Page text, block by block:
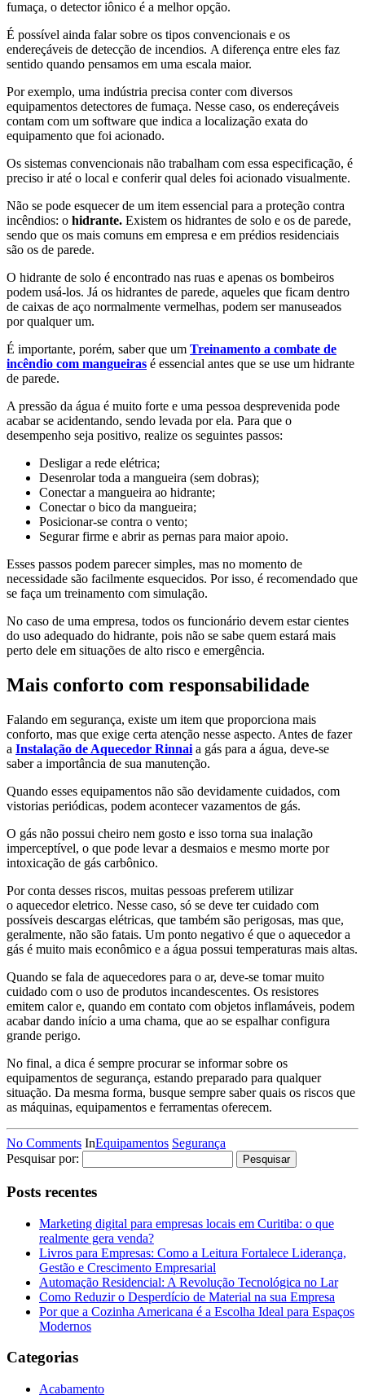
fumaça, o detector iônico é a melhor opção.
É possível ainda falar sobre os tipos convencionais e os
endereçáveis de detecção de incendios. A diferença entre eles faz
sentido quando pensamos em uma escala maior.
Por exemplo, uma indústria precisa conter com diversos
equipamentos detectores de fumaça. Nesse caso, os endereçáveis
contam com um software que indica a localização exata do
equipamento que foi acionado.
Os sistemas convencionais não trabalham com essa especificação, é
preciso ir até o local e conferir qual deles foi acionado visualmente.
Não se pode esquecer de um item essencial para a proteção contra
incêndios: o hidrante. Existem os hidrantes de solo e os de parede,
sendo que os mais comuns em empresa e em prédios residenciais
são os de parede.
O hidrante de solo é encontrado nas ruas e apenas os bombeiros
podem usá-los. Já os hidrantes de parede, aqueles que ficam dentro
de caixas de aço normalmente vermelhas, podem ser manuseados
por qualquer um.
É importante, porém, saber que um Treinamento a combate de
incêndio com mangueiras é essencial antes que se use um hidrante
de parede.
A pressão da água é muito forte e uma pessoa desprevenida pode
acabar se acidentando, sendo levada por ela. Para que o
desempenho seja positivo, realize os seguintes passos:
Desligar a rede elétrica;
Desenrolar toda a mangueira (sem dobras);
Conectar a mangueira ao hidrante;
Conectar o bico da mangueira;
Posicionar-se contra o vento;
Segurar firme e abrir as pernas para maior apoio.
Esses passos podem parecer simples, mas no momento de
necessidade são facilmente esquecidos. Por isso, é recomendado que
se faça um treinamento com simulação.
No caso de uma empresa, todos os funcionário devem estar cientes
do uso adequado do hidrante, pois não se sabe quem estará mais
perto dele em situações de alto risco e emergência.
Mais conforto com responsabilidade
Falando em segurança, existe um item que proporciona mais
conforto, mas que exige certa atenção nesse aspecto. Antes de fazer
a Instalação de Aquecedor Rinnai a gás para a água, deve-se
saber a importância de sua manutenção.
Quando esses equipamentos não são devidamente cuidados, com
vistorias periódicas, podem acontecer vazamentos de gás.
O gás não possui cheiro nem gosto e isso torna sua inalação
imperceptível, o que pode levar a desmaios e mesmo morte por
intoxicação de gás carbônico.
Por conta desses riscos, muitas pessoas preferem utilizar
o aquecedor eletrico. Nesse caso, só se deve ter cuidado com
possíveis descargas elétricas, que também são perigosas, mas que,
geralmente, não são fatais. Um ponto negativo é que o aquecedor a
gás é muito mais econômico e a água possui temperaturas mais altas.
Quando se fala de aquecedores para o ar, deve-se tomar muito
cuidado com o uso de produtos incandescentes. Os resistores
emitem calor e, quando em contato com objetos inflamáveis, podem
acabar dando início a uma chama, que ao se espalhar configura
grande perigo.
No final, a dica é sempre procurar se informar sobre os
equipamentos de segurança, estando preparado para qualquer
situação. Da mesma forma, busque sempre saber quais os riscos que
as máquinas, equipamentos e ferramentas oferecem.
No Comments InEquipamentos Segurança
Pesquisar por:
Posts recentes
Marketing digital para empresas locais em Curitiba: o que
realmente gera venda?
Livros para Empresas: Como a Leitura Fortalece Liderança,
Gestão e Crescimento Empresarial
Automação Residencial: A Revolução Tecnológica no Lar
Como Reduzir o Desperdício de Material na sua Empresa
Por que a Cozinha Americana é a Escolha Ideal para Espaços
Modernos
Categorias
Acabamento